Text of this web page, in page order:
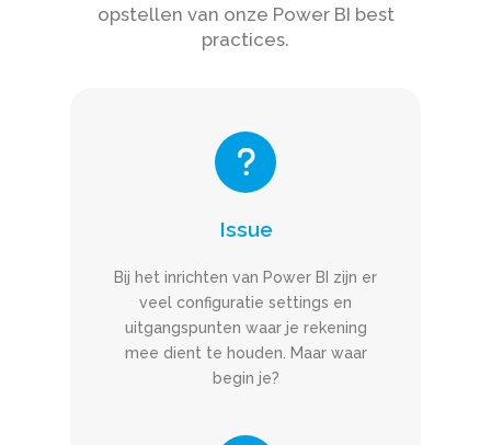
opstellen van onze Power BI best
practices.
Issue
Bij het inrichten van Power BI zijn er
veel configuratie settings en
uitgangspunten waar je rekening
mee dient te houden. Maar waar
begin je?